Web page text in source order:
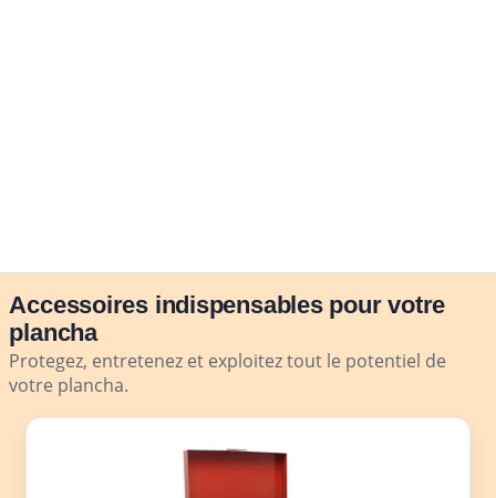
Accessoires indispensables pour votre
plancha
Protegez, entretenez et exploitez tout le potentiel de
votre plancha.